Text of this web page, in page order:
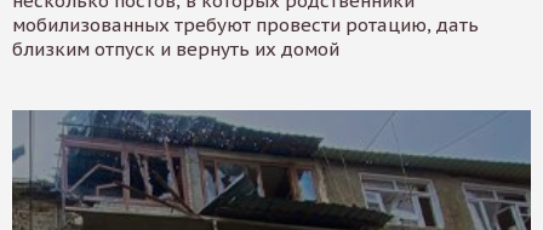
мобилизованных требуют провести ротацию, дать
близким отпуск и вернуть их домой